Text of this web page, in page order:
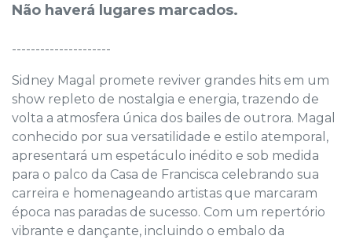
Não haverá lugares marcados.
---------------------
Sidney Magal promete reviver grandes hits em um
show repleto de nostalgia e energia, trazendo de
volta a atmosfera única dos bailes de outrora. Magal
conhecido por sua versatilidade e estilo atemporal,
apresentará um espetáculo inédito e sob medida
para o palco da Casa de Francisca celebrando sua
carreira e homenageando artistas que marcaram
época nas paradas de sucesso. Com um repertório
vibrante e dançante, incluindo o embalo da